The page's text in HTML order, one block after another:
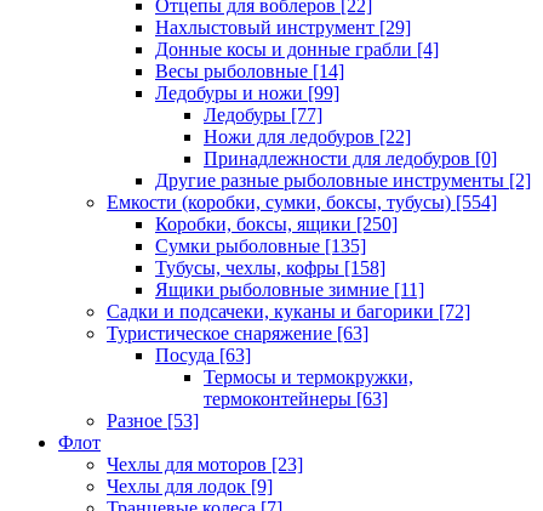
Отцепы для воблеров [22]
Нахлыстовый инструмент [29]
Донные косы и донные грабли [4]
Весы рыболовные [14]
Ледобуры и ножи [99]
Ледобуры [77]
Ножи для ледобуров [22]
Принадлежности для ледобуров [0]
Другие разные рыболовные инструменты [2]
Емкости (коробки, сумки, боксы, тубусы) [554]
Коробки, боксы, ящики [250]
Сумки рыболовные [135]
Тубусы, чехлы, кофры [158]
Ящики рыболовные зимние [11]
Садки и подсачеки, куканы и багорики [72]
Туристическое снаряжение [63]
Посуда [63]
Термосы и термокружки,
термоконтейнеры [63]
Разное [53]
Флот
Чехлы для моторов [23]
Чехлы для лодок [9]